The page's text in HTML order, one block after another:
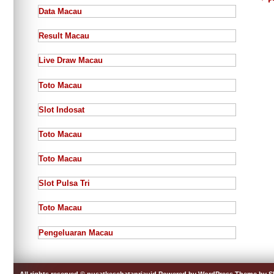
Data Macau
Result Macau
Live Draw Macau
Toto Macau
Slot Indosat
Toto Macau
Toto Macau
Slot Pulsa Tri
Toto Macau
Pengeluaran Macau